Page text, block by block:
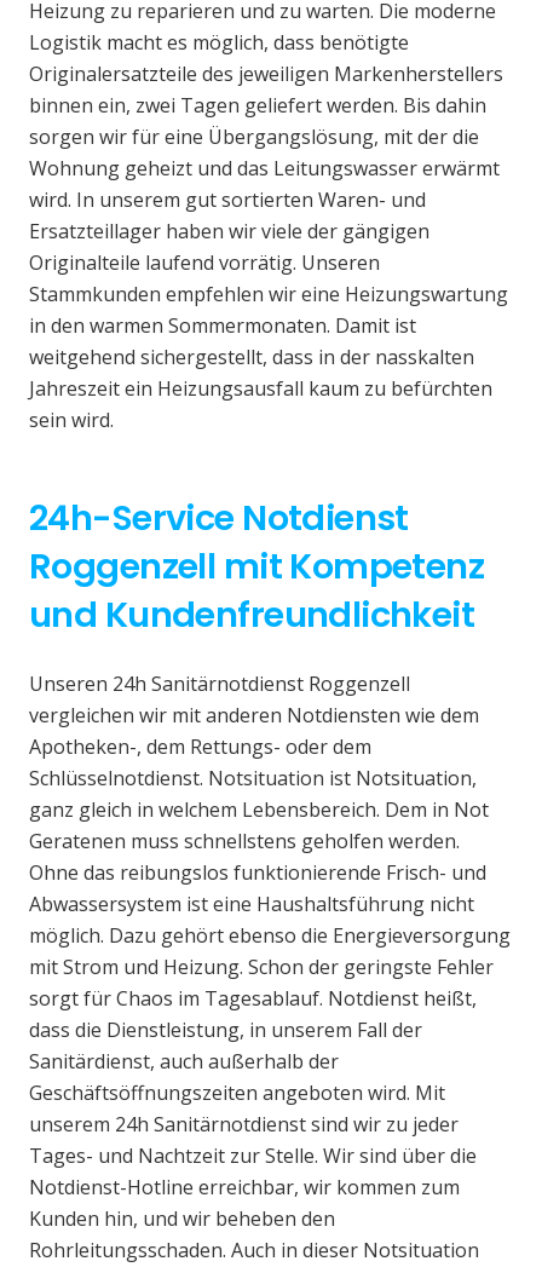
Heizung zu reparieren und zu warten. Die moderne
Logistik macht es möglich, dass benötigte
Originalersatzteile des jeweiligen Markenherstellers
binnen ein, zwei Tagen geliefert werden. Bis dahin
sorgen wir für eine Übergangslösung, mit der die
Wohnung geheizt und das Leitungswasser erwärmt
wird. In unserem gut sortierten Waren- und
Ersatzteillager haben wir viele der gängigen
Originalteile laufend vorrätig. Unseren
Stammkunden empfehlen wir eine Heizungswartung
in den warmen Sommermonaten. Damit ist
weitgehend sichergestellt, dass in der nasskalten
Jahreszeit ein Heizungsausfall kaum zu befürchten
sein wird.
24h-Service Notdienst
Roggenzell mit Kompetenz
und Kundenfreundlichkeit
Unseren 24h Sanitärnotdienst Roggenzell
vergleichen wir mit anderen Notdiensten wie dem
Apotheken-, dem Rettungs- oder dem
Schlüsselnotdienst. Notsituation ist Notsituation,
ganz gleich in welchem Lebensbereich. Dem in Not
Geratenen muss schnellstens geholfen werden.
Ohne das reibungslos funktionierende Frisch- und
Abwassersystem ist eine Haushaltsführung nicht
möglich. Dazu gehört ebenso die Energieversorgung
mit Strom und Heizung. Schon der geringste Fehler
sorgt für Chaos im Tagesablauf. Notdienst heißt,
dass die Dienstleistung, in unserem Fall der
Sanitärdienst, auch außerhalb der
Geschäftsöffnungszeiten angeboten wird. Mit
unserem 24h Sanitärnotdienst sind wir zu jeder
Tages- und Nachtzeit zur Stelle. Wir sind über die
Notdienst-Hotline erreichbar, wir kommen zum
Kunden hin, und wir beheben den
Rohrleitungsschaden. Auch in dieser Notsituation